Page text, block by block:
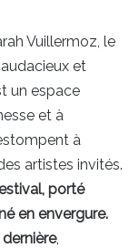
Vuillermoz, le
et
un espace
et à
à
artistes invités.
porté
en envergure.
,